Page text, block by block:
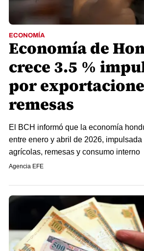
ECONOMÍA
Economía de
crece 3.5 %
por
remesas
El BCH informó que la economía
entre enero y abril de 2026,
agrícolas, remesas y consumo interno
Agencia EFE